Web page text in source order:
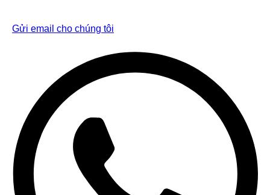
Gửi email cho chúng tôi